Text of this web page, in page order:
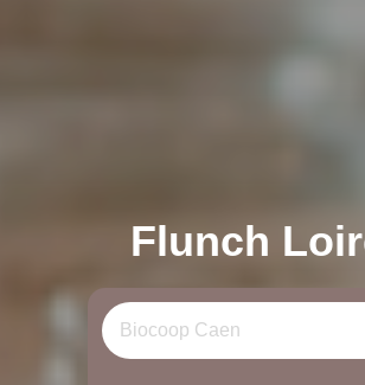
Flunch